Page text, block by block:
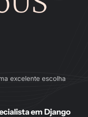
excelente escolha
em Django